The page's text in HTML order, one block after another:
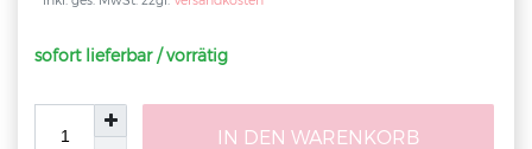
sofort lieferbar / vorrätig
IN DEN WARENKORB